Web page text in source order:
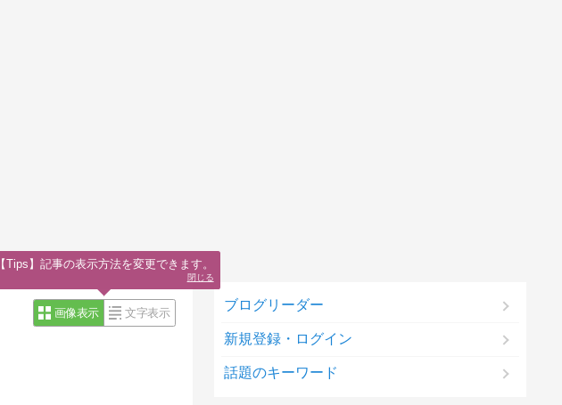
画像表示 文字表示 ブログリーダー
新規登録・ログイン
話題のキーワード
【Tips】記事の表示方法を変更できます。
閉じる